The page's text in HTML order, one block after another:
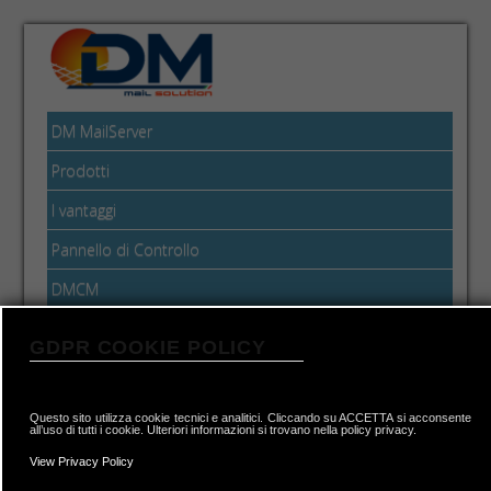
DM MailServer
Prodotti
I vantaggi
Pannello di Controllo
DMCM
Il DM é formato da 3 macro componenti:
con cui é possibile conﬁgurare i server DM;
GDPR COOKIE POLICY
Questo sito utilizza cookie tecnici e analitici. Cliccando su ACCETTA si acconsente
all’uso di tutti i cookie. Ulteriori informazioni si trovano nella policy privacy.
View Privacy Policy